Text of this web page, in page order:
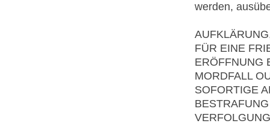
werden,
FÜR EINE
ERÖFFNUNG
MORDFALL
SOFORTIGE